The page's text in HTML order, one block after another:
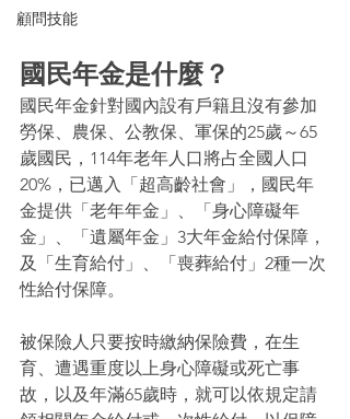
顧問技能
國民年金是什麼？
國民年金針對國內設有戶籍且沒有參加
勞保、農保、公教保、軍保的25歲～65
歲國民，114年老年人口將占全國人口
20%，已邁入「超高齡社會」，國民年
金提供「老年年金」、「身心障礙年
金」、「遺屬年金」3大年金給付保障，
及「生育給付」、「喪葬給付」2種一次
性給付保障。
被保險人只要按時繳納保險費，在生
育、遭遇重度以上身心障礙或死亡事
故，以及年滿65歲時，就可以依規定請